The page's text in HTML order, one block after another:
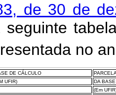
de 30 de
no
DE CÁLCULO
UFIR)
DA
(Em